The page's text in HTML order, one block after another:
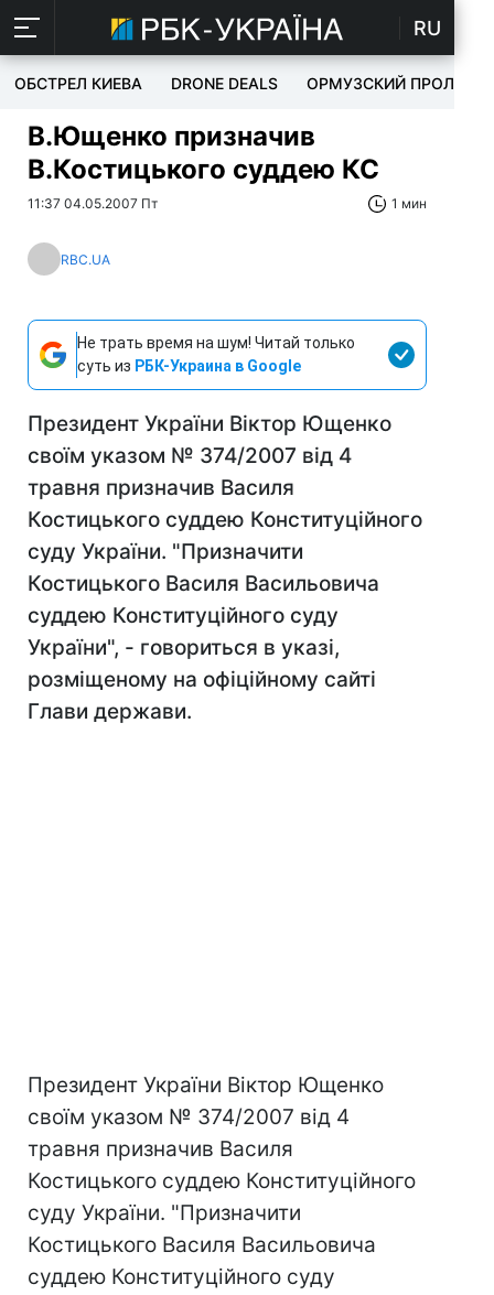
RU
ОБСТРЕЛ КИЕВА DRONE DEALS ОРМУЗСКИЙ ПРОЛИВ
В.Ющенко призначив
В.Костицького суддею КС
11:37 04.05.2007 Пт 1 мин
RBC.UA
Не трать время на шум! Читай только
суть из РБК-Украина в Google
Президент України Віктор Ющенко
своїм указом № 374/2007 від 4
травня призначив Василя
Костицького суддею Конституційного
суду України. "Призначити
Костицького Василя Васильовича
суддею Конституційного суду
України", - говориться в указі,
розміщеному на офіційному сайті
Глави держави.
Президент України Віктор Ющенко
своїм указом № 374/2007 від 4
травня призначив Василя
Костицького суддею Конституційного
суду України. "Призначити
Костицького Василя Васильовича
суддею Конституційного суду